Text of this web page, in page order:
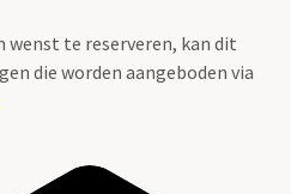
wenst te reserveren, kan dit
die worden aangeboden via